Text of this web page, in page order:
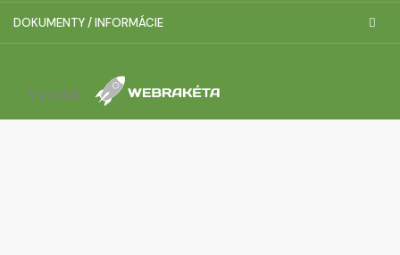
DOKUMENTY / INFORMÁCIE
Vyrobil: